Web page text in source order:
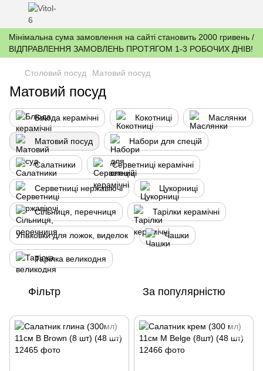
Мінімальна сума замовлення на сайті становить 2000 гривень /
ВІДПРАВЛЕННЯ ЗАМОВЛЕНЬ ПРОТЯГОМ 1-3 РОБОЧИХ ДНІВ!
Столовий посуд Матовий посуд
Матовий посуд
Блюда керамічні Кокотниці Маслянки
Матовий посуд Набори для спецій
Салатники Серветниці керамічні
Серветниці нержавіючі Цукорниці
Сільниця, перечниця Тарілки керамічні
Упаковки для ложок, виделок Чашки
Тарілка великодня
Фільтр За популярністю